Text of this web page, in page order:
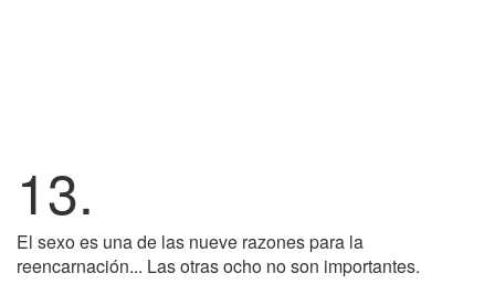
13.
El sexo es una de las nueve razones para la
reencarnación... Las otras ocho no son importantes.